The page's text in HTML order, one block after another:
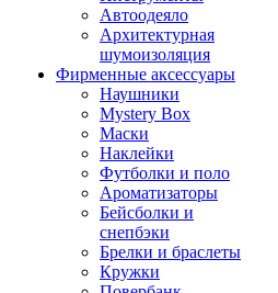
Автоодеяло
Архитектурная
шумоизоляция
Фирменные аксессуары
Наушники
Mystery Box
Маски
Наклейки
Футболки и поло
Ароматизаторы
Бейсболки и
снепбэки
Брелки и браслеты
Кружки